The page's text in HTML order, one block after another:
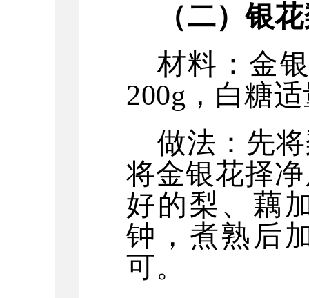
（二）银
材料：金
200g，白糖
做法：先
将金银花择
好的梨、藕
钟，煮熟后
可。